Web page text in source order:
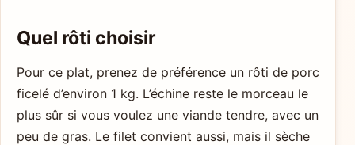
Quel rôti choisir
Pour ce plat, prenez de préférence un rôti de porc
ficelé d’environ 1 kg. L’échine reste le morceau le
plus sûr si vous voulez une viande tendre, avec un
peu de gras. Le filet convient aussi, mais il sèche